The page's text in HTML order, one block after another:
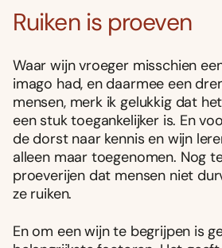
Ruiken is proeven
Waar wijn vroeger misschien
imago had, en daarmee een
mensen, merk ik gelukkig dat
een stuk toegankelijker is. En
de dorst naar kennis en wijn
alleen maar toegenomen. Nog
proeverijen dat mensen niet
ze ruiken.
En om een wijn te begrijpen is